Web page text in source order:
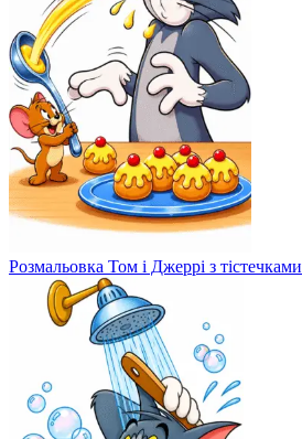
Розмальовка Том і Джеррі з тістечками